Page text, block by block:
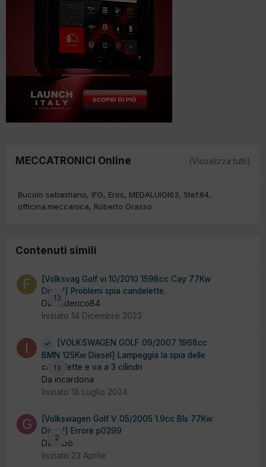
MECCATRONICI Online (Visualizza tutti)
Bucolo sebastiano IFG Eros MEDALUIGI63
Stef.64
officina.meccanica
Roberto Grasso
Contenuti simili
13
[Volksvag Golf vi 10/2010 1598cc Cay 77Kw
Diesel] Problemi spia candelette.
Da Federico84
Iniziato 14 Dicembre 2023
13
[VOLKSWAGEN GOLF 09/2007 1968cc
BMN 125Kw Diesel] Lampeggia la spia delle
candelette e va a 3 cilindri
Da incardona
Iniziato 18 Luglio 2024
2
[Volkswagen Golf V 05/2005 1.9cc Bls 77Kw
Diesel] Errore p0299
Da Gibò
Iniziato 23 Aprile